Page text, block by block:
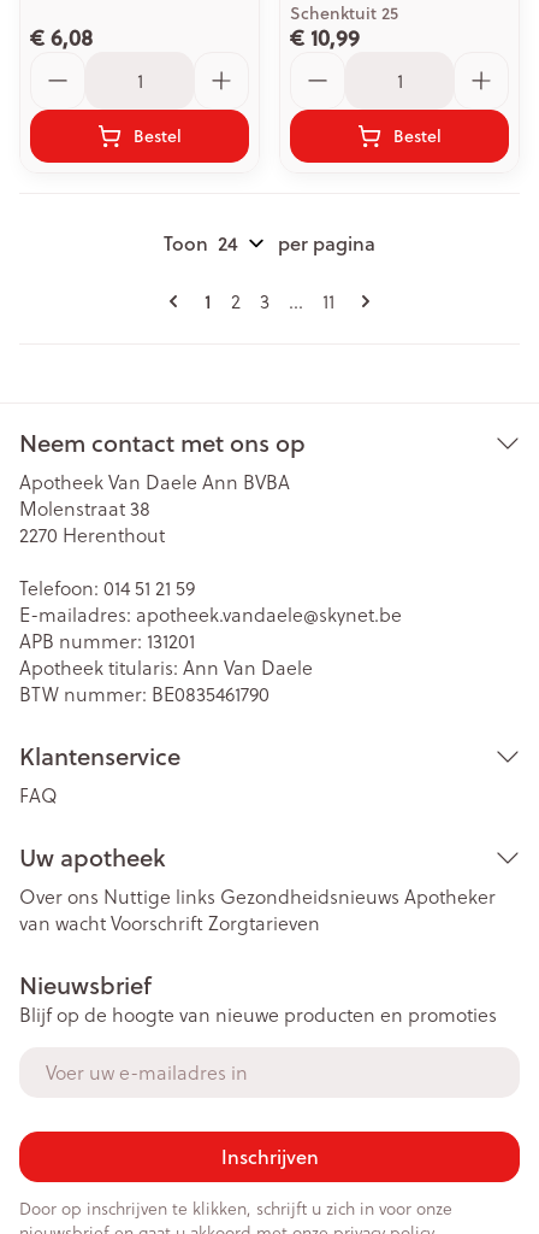
€ 6,08
Bestel
Schenktuit 25
€ 10,99
Bestel
Pagina's
U lees momenteel pagina
1 Pagina
2 Pagina
3 ... Pagina
11
Toon per pagina
Neem contact met ons op
Apotheek Van Daele Ann BVBA
Molenstraat 38
2270 Herenthout
Telefoon: 014 51 21 59
E-mailadres: apotheek.vandaele@skynet.be
APB nummer: 131201
Apotheek titularis: Ann Van Daele
BTW nummer: BE0835461790
Klantenservice
FAQ
Uw apotheek
Over ons Nuttige links Gezondheidsnieuws Apotheker
van wachtVoorschriftZorgtarieven
Nieuwsbrief
Blijf op de hoogte van nieuwe producten en promoties
Inschrijven
Door op inschrijven te klikken, schrijft u zich in voor onze